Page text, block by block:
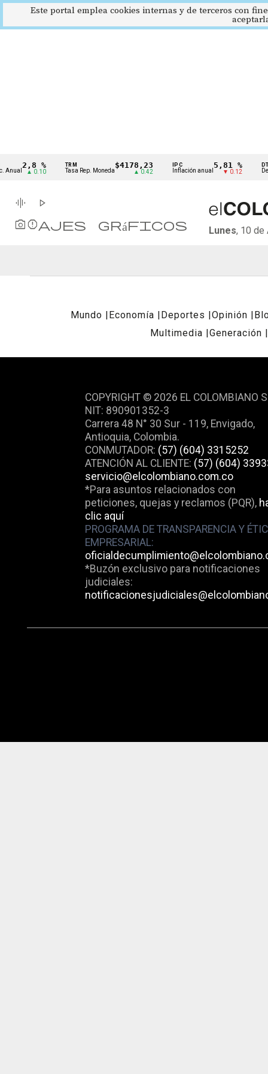
de
Colombia
2,8 %
▲ 0.10
TRM
Tasa Rep. Moneda
$4178,23
▲ 0.42
IPC
Inflación anual
5,81 %
▼ 0.12
DTF
graphic_eq
play_arrow
photo_cameraReportajes gráficos Lunes, 10 de
Mundo Economía Deportes Opinión
Multimedia
Generación
COPYRIGHT © 2026 EL COLOMBIANO
NIT: 890901352-3
Carrera 48 N° 30 Sur - 119, Envigado,
Antioquia, Colombia.
CONMUTADOR: (57) (604) 3315252
ATENCIÓN AL CLIENTE: (57) (604)
servicio@elcolombiano.com.co
*Para asuntos relacionados con
peticiones, quejas y reclamos (PQR),
clic aquí
PROGRAMA DE TRANSPARENCIA Y
EMPRESARIAL:
*Buzón exclusivo para notificaciones
judiciales:
Este portal emplea cookies internas y de terceros con